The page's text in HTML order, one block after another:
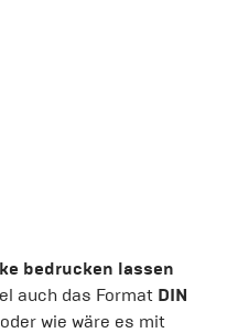
bedrucken lassen
auch das Format DIN
wie wäre es mit